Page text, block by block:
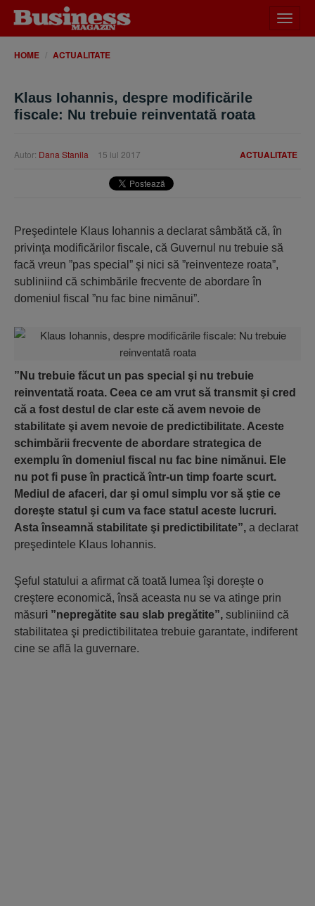
meniu
HOME ACTUALITATE
Klaus Iohannis, despre modificările
fiscale: Nu trebuie reinventată roata
ACTUALITATE
Autor: Dana Stanila 15 iul 2017
Preşedintele Klaus Iohannis a declarat sâmbătă că, în
privinţa modificărilor fiscale, că Guvernul nu trebuie să
facă vreun ”pas special” şi nici să ”reinventeze roata”,
subliniind că schimbările frecvente de abordare în
domeniul fiscal ”nu fac bine nimănui”.
”Nu trebuie făcut un pas special şi nu trebuie
reinventată roata. Ceea ce am vrut să transmit şi cred
că a fost destul de clar este că avem nevoie de
stabilitate şi avem nevoie de predictibilitate. Aceste
schimbării frecvente de abordare strategica de
exemplu în domeniul fiscal nu fac bine nimănui. Ele
nu pot fi puse în practică într-un timp foarte scurt.
Mediul de afaceri, dar şi omul simplu vor să ştie ce
doreşte statul şi cum va face statul aceste lucruri.
Asta înseamnă stabilitate şi predictibilitate”, a declarat
preşedintele Klaus Iohannis.
Şeful statului a afirmat că toată lumea îşi doreşte o
creştere economică, însă aceasta nu se va atinge prin
măsuri ”nepregătite sau slab pregătite”, subliniind că
stabilitatea şi predictibilitatea trebuie garantate, indiferent
cine se află la guvernare.